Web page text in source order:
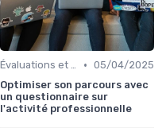
Évaluations et tests • 05/04/2025
Optimiser son parcours avec
un questionnaire sur
l'activité professionnelle